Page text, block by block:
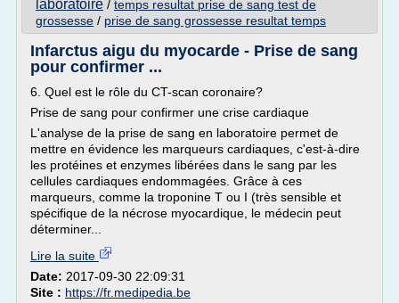
laboratoire / temps resultat prise de sang test de
grossesse / prise de sang grossesse resultat temps
Infarctus aigu du myocarde - Prise de sang
pour confirmer ...
6. Quel est le rôle du CT-scan coronaire?
Prise de sang pour confirmer une crise cardiaque
L'analyse de la prise de sang en laboratoire permet de
mettre en évidence les marqueurs cardiaques, c'est-à-dire
les protéines et enzymes libérées dans le sang par les
cellules cardiaques endommagées. Grâce à ces
marqueurs, comme la troponine T ou I (très sensible et
spécifique de la nécrose myocardique, le médecin peut
déterminer...
Lire la suite
Date: 2017-09-30 22:09:31
Site : https://fr.medipedia.be